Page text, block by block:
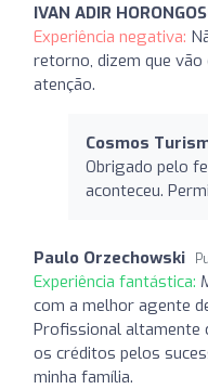
IVAN ADIR
Experiência negativa:
retorno, dizem que
atenção.
Cosmos
Obrigado pelo
aconteceu.
Paulo Orzechowski
Experiência fantástica:
com a melhor agente
Profissional altamente
os créditos pelos
minha família.